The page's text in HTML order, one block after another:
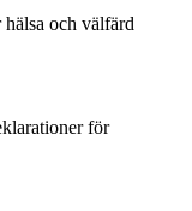
och välfärd
för